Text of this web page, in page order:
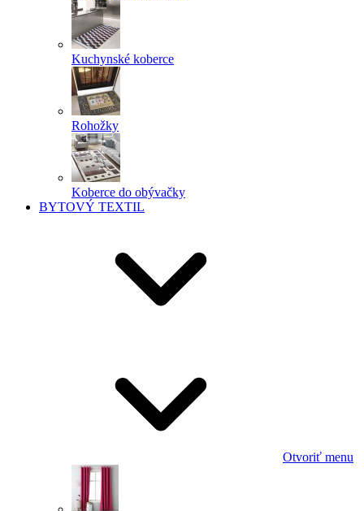
Kuchynské koberce
Rohožky
Koberce do obývačky
BYTOVÝ TEXTIL
Otvoriť menu